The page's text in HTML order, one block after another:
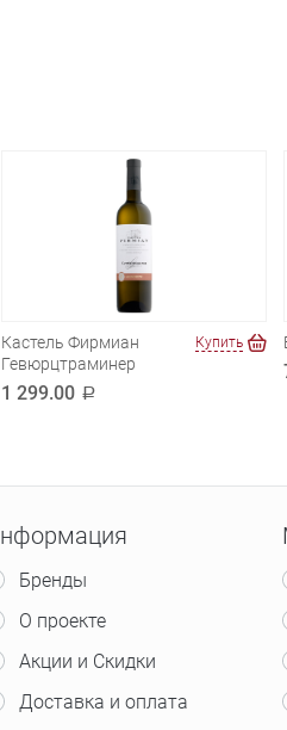
Кастель Фирмиан
Гевюрцтраминер
1 299.00 a
Купить
Бренды
О проекте
Акции и Скидки
Доставка и оплата